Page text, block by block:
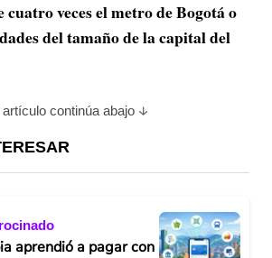
veces el metro de Bogotá o
del tamaño de la capital del
artículo continúa abajo
aprendió a pagar con